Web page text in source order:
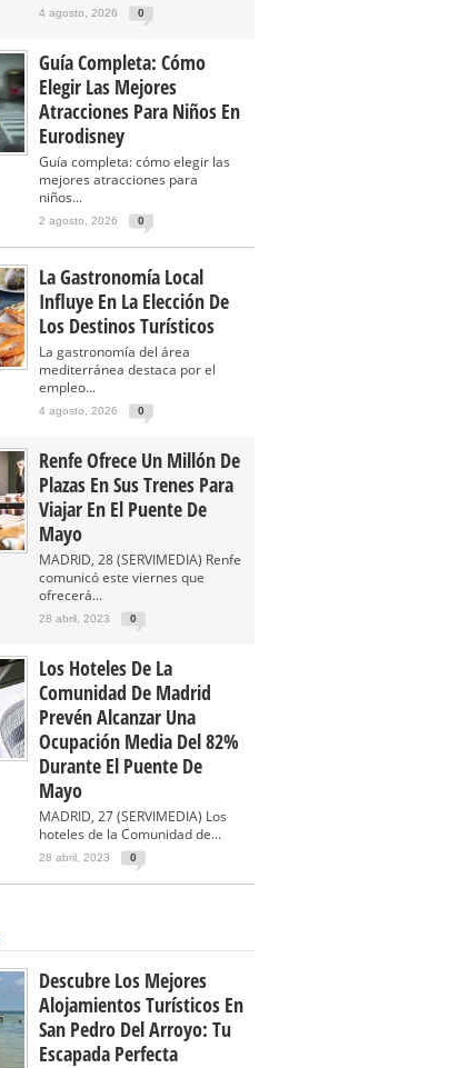
4 agosto, 2026 0
Guía Completa: Cómo
Elegir Las Mejores
Atracciones Para Niños En
Eurodisney
Guía completa: cómo elegir las
mejores atracciones para
niños...
2 agosto, 2026 0
La Gastronomía Local
Influye En La Elección De
Los Destinos Turísticos
La gastronomía del área
mediterránea destaca por el
empleo...
4 agosto, 2026 0
Renfe Ofrece Un Millón De
Plazas En Sus Trenes Para
Viajar En El Puente De
Mayo
MADRID, 28 (SERVIMEDIA) Renfe
comunicó este viernes que
ofrecerá...
28 abril, 2023 0
Los Hoteles De La
Comunidad De Madrid
Prevén Alcanzar Una
Ocupación Media Del 82%
Durante El Puente De
Mayo
MADRID, 27 (SERVIMEDIA) Los
hoteles de la Comunidad de...
28 abril, 2023 0
Descubre Los Mejores
Alojamientos Turísticos En
San Pedro Del Arroyo: Tu
Escapada Perfecta